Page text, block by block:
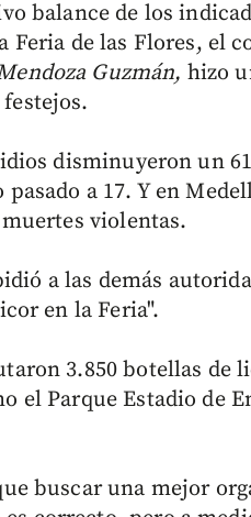
balance de los
Feria de las Flores, el
Guzmán, hizo
disminuyeron un
a 17. Y en
violentas.
a las demás
en la Feria".
3.850 botellas de
el Parque Estadio de
buscar una mejor